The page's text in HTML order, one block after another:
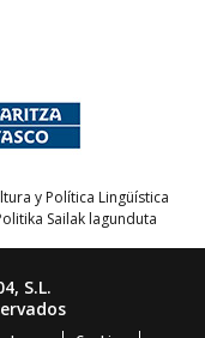
y Política Lingüística
Sailak lagunduta
S.L.